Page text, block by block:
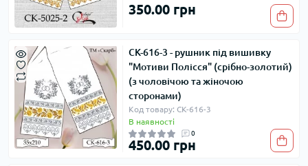
350.00 грн
СК-616-3 - рушник під вишивку
"Мотиви Полісся" (срібно-золотий)
(з чоловічою та жіночою
сторонами)
Код товару: СК-616-3
В наявності
0
450.00 грн